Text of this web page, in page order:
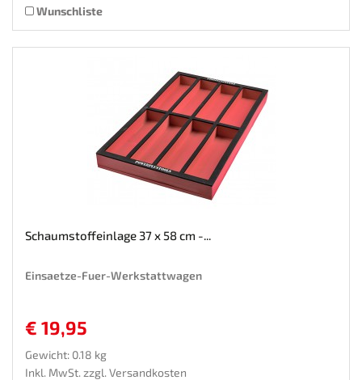
Wunschliste
Schaumstoffeinlage 37 x 58 cm -...
Einsaetze-Fuer-Werkstattwagen
€ 19,95
Gewicht: 0.18 kg
Inkl. MwSt. zzgl. Versandkosten